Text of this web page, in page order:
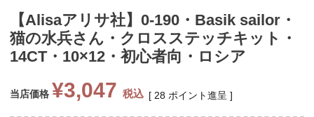
【Alisaアリサ社】0-190・Basik sailor・
猫の水兵さん・クロスステッチキット・
14CT・10×12・初心者向・ロシア
当店価格 ¥3,047 税込 [ 28 ポイント進呈 ]